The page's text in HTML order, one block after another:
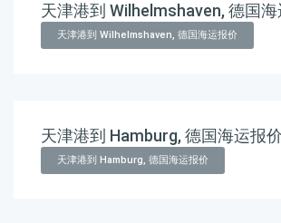
天津港到 Wilhelmshaven, 德国
天津港到 Wilhelmshaven, 德国海运报价
天津港到 Hamburg, 德国海运报价
天津港到 Hamburg, 德国海运报价